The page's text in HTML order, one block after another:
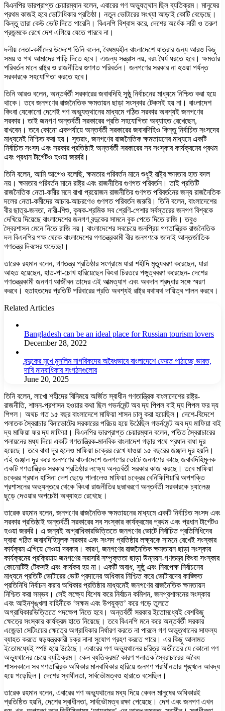
বিএনপির ভারপ্রাপ্ত চেয়ারম্যান বলেন, এবারের গণ অভ্যুত্থান ছিল ব্যতিক্রম। মানুষের
প্রথম কাজই হবে ভোটাধিকার প্রতিষ্ঠা। নতুন ভোটারের সংখ্যা আড়াই কোটি বেড়েছে।
কিন্তু তারা কেউ ভোট দিতে পারেনি। বিএনপি বিশ্বাস করে, দেশের অর্ধেক নারী ও তরুণ
প্রজন্মকে রেখে দেশ এগিয়ে যেতে পারবে না।
দলীয় নেতা-কর্মীদের উদ্দেশে তিনি বলেন, বৈষম্যহীন বাংলাদেশে যাত্রার জন্য আরও কিছু
সময় ও পথ আমাদের পাড়ি দিতে হবে। এজন্য সন্ত্রাস নয়, বরং ধৈর্য ধরতে হবে। ক্ষমতার
পরিবর্তন মানে রাষ্ট্র ও রাজনীতির গুণগত পরিবর্তন। জনগণের সরকার না হওয়া পর্যন্ত
সরকারকে সহযোগিতা করতে হবে।
তিনি আরও বলেন, অন্তর্বর্তী সরকারের জবাবদিহি সুষ্ঠু নির্বাচনের মাধ্যমে নিশ্চিত করা হয়ে
থাকে। তবে জনগণের রাজনৈতিক ক্ষমতায়ন ছাড়া সংস্কার টেকসই হয় না। বাংলাদেশ
কিংবা যেকোনো দেশেই গণ অভ্যুত্থানের মাধ্যমে গঠিত সরকার অবশ্যই জনগণের
সরকার। তাই জনগণ অন্তর্বর্তী সরকারের প্রতি সহযোগিতা অব্যাহত রেখেছেন,
রাখবেন। তবে কোনো একপর্যায়ে অন্তর্বর্তী সরকারের জবাবদিহিও কিন্তু নির্বাচিত সংসদের
মাধ্যমেই নিশ্চিত করা হয়। সুতরাং, জনগণের রাজনৈতিক ক্ষমতায়নের মাধ্যমে একটি
নির্বাচিত সংসদ এবং সরকার প্রতিষ্ঠাই অন্তর্বর্তী সরকারের সব সংস্কার কার্যক্রমের প্রথম
এবং প্রধান টার্গেটও হওয়া জরুরি।
তিনি বলেন, আমি আগেও বলেছি, ক্ষমতার পরিবর্তন মানে শুধুই রাষ্ট্র ক্ষমতার হাত বদল
নয়। ক্ষমতার পরিবর্তন মানে রাষ্ট্র এবং রাজনীতির গুণগত পরিবর্তন। তাই প্রতিটি
রাজনৈতিক নেতা-কর্মীর মনে রাখা প্রয়োজন রাজনীতির গুণগত পরিবর্তনের জন্য রাজনৈতিক
দলের নেতা-কর্মীদের আচার-আচরণেও গুণগত পরিবর্তন জরুরি। তিনি বলেন, বাংলাদেশের
বীর ছাত্র-জনতা, নারী-শিশু, কৃষক-শ্রমিক সব শ্রেণি-পেশার সর্বস্তরের জনগণ বিশ্বকে
দেখিয়ে দিয়েছে বাংলাদেশের জনগণ বন্দুকের সামনে বুক পেতে দিতে রাজি। তবুও
স্বৈরশাসন মেনে নিতে রাজি নয়। বাংলাদেশের সবচেয়ে জনপ্রিয় গণতান্ত্রিক রাজনৈতিক
দল বিএনপির পক্ষ থেকে বাংলাদেশের গণতন্ত্রকামী বীর জনগণকে জানাই আন্তর্জাতিক
গণতন্ত্র দিবসের শুভেচ্ছা।
তারেক রহমান বলেন, গণতন্ত্র প্রতিষ্ঠার সংগ্রামে যারা শহীদি মৃত্যুবরণ করেছেন, যারা
আহত হয়েছেন, হাত-পা-চোখ হারিয়েছেন কিংবা চিরতরে পঙ্গুত্ববরণ করেছেন- দেশের
গণতন্ত্রকামী জনগণ আজীবন তাদের এই আত্মত্যাগ এবং অবদান শ্রদ্ধার সঙ্গে স্মরণ
করবে। হতাহতদের প্রতিটি পরিবারের প্রতি অবশ্যই রাষ্ট্র যথাযথ দায়িত্ব পালন করবে।
Related Articles
Bangladesh can be an ideal place for Russian tourism lovers
December 28, 2022
বন্দুকের মুখে মুসলিম নাগরিকদের অবৈধভাবে বাংলাদেশে ফেরত পাঠাচ্ছে ভারত,
দাবি মানবাধিকার সংগঠনগুলোর
June 20, 2025
তিনি বলেন, লাখো শহীদের বিনিময়ে অর্জিত স্বাধীন গণতান্ত্রিক বাংলাদেশের রাষ্ট্র-
রাজনীতি, শাসন-প্রশাসন হওয়ার কথা ছিল গভর্নমেন্ট অব দ্য পিপল বাই দ্য পিপল ফর দ্য
পিপল। অথচ গত ১৫ বছর বাংলাদেশে মাফিয়া শাসন চালু করা হয়েছিল। দেশে-বিদেশে
পলাতক স্বৈরাচার বিনাভোটের সরকারের পরিচয় হয়ে উঠেছিল গভর্নমেন্ট অব দ্য মাফিয়া বাই
দ্য মাফিয়া ফর দ্য মাফিয়া। বিএনপির ভারপ্রাপ্ত চেয়ারম্যান বলেন, পতিত স্বৈরাচারের
পলায়নের মধ্য দিয়ে একটি গণতান্ত্রিক-মানবিক বাংলাদেশ গড়ার পথে প্রধান বাধা দূর
হয়েছে। তবে বাধা দূর হলেও মাফিয়া চক্রের রেখে যাওয়া ১৫ বছরের জঞ্জাল দূর হয়নি।
এই জঞ্জাল দূর করে জনগণের বাংলাদেশে জনগণের ভোটে জনগণের কাছে জবাবদিহিমূলক
একটি গণতান্ত্রিক সরকার প্রতিষ্ঠার লক্ষ্যে অন্তর্বর্তী সরকার কাজ করছে। তবে মাফিয়া
চক্রের প্রধান হাসিনা দেশ ছেড়ে পালালেও মাফিয়া চক্রের বেনিফিশিয়ারি অপশক্তি
প্রশাসনের অভ্যন্তরে থেকে কিংবা রাজনীতির ছদ্মাবরণে অন্তর্বর্তী সরকারকে চ্যালেঞ্জ
ছুড়ে দেওয়ার অপচেষ্টা অব্যাহত রেখেছে।
তারেক রহমান বলেন, জনগণের রাজনৈতিক ক্ষমতায়নের মাধ্যমে একটি নির্বাচিত সংসদ এবং
সরকার প্রতিষ্ঠাই অন্তর্বর্তী সরকারের সব সংস্কার কার্যক্রমের প্রথম এবং প্রধান টার্গেটও
হওয়া জরুরি। এ জন্যই অগ্রাধিকারভিত্তিতে জনগণের ভোটে নির্বাচিত প্রতিনিধিদের
দ্বারা গঠিত জবাবদিহিমূলক সরকার এবং সংসদ প্রতিষ্ঠার লক্ষ্যকে সামনে রেখেই সংস্কার
কার্যক্রম এগিয়ে নেওয়া দরকার। কারণ, জনগণের রাজনৈতিক ক্ষমতায়ন ছাড়া সংস্কার
কার্যক্রমের প্রক্রিয়ায় জনগণের সরাসরি সম্পৃক্ততা ছাড়া উন্নয়ন-গণতন্ত্র কিংবা সংস্কার
কোনোটিই টেকসই এবং কার্যকর হয় না। একটি অবাধ, সুষ্ঠু এবং নিরপেক্ষ নির্বাচনের
মাধ্যমে প্রতিটি ভোটারের ভোট প্রদানের অধিকার নিশ্চিত করে ভোটারদের কাঙ্ক্ষিত
প্রতিনিধি নির্বাচন করার অধিকার প্রতিষ্ঠার মাধ্যমেই জনগণের রাজনৈতিক ক্ষমতায়ন
নিশ্চিত করা সম্ভব। সেই লক্ষ্যে বিশেষ করে নির্বাচন কমিশন, জনপ্রশাসনের সংস্কার
এবং আইনশৃঙ্খলা বাহিনীকে ‘সক্ষম এবং উপযুক্ত’ করে গড়ে তুলতে
অগ্রাধিকারভিত্তিতে পদক্ষেপ নিতে হবে। অন্তর্বর্তী সরকার ইতোমধ্যেই বেশকিছু
ক্ষেত্রে সংস্কার কার্যক্রম হাতে নিয়েছে। তবে বিএনপি মনে করে অন্তর্বর্তী সরকার
এজেন্ডা সেটিংয়ের ক্ষেত্রে অগ্রাধিকার নির্ধারণ করতে না পারলে গণ অভুত্থানের সাফল্য
ব্যাহত করতে ষড়যন্ত্রকারী চক্র নানা সুযোগ গ্রহণ করতে পারে। এর কিছু আলামত
ইতোমধ্যেই স্পষ্ট হয়ে উঠেছে। এবারের গণ অভ্যুথানের চরিত্র অতীতের যে কোনো গণ
অভ্যুথানের চেয়ে ব্যতিক্রম। কেন ব্যতিক্রম? কারণ পলাতক স্বৈরাচারের অবৈধ
শাসনকালে সব গণতান্ত্রিক অধিকার মানবাধিকার হারিয়ে জনগণ পরাধীনতার শৃঙ্খলে আবদ্ধ
হয়ে পড়েছিল। দেশের স্বাধীনতা, সার্বভৌমত্বও হারাতে বসেছিল।
তারেক রহমান বলেন, এবারের গণ অভ্যুথানের মধ্য দিয়ে কেবল মানুষের অধিকারই
প্রতিষ্ঠিত হয়নি, দেশের স্বাধীনতা, সার্বভৌমত্ব রক্ষা পেয়েছে। দেশ এবং জনগণ এখন